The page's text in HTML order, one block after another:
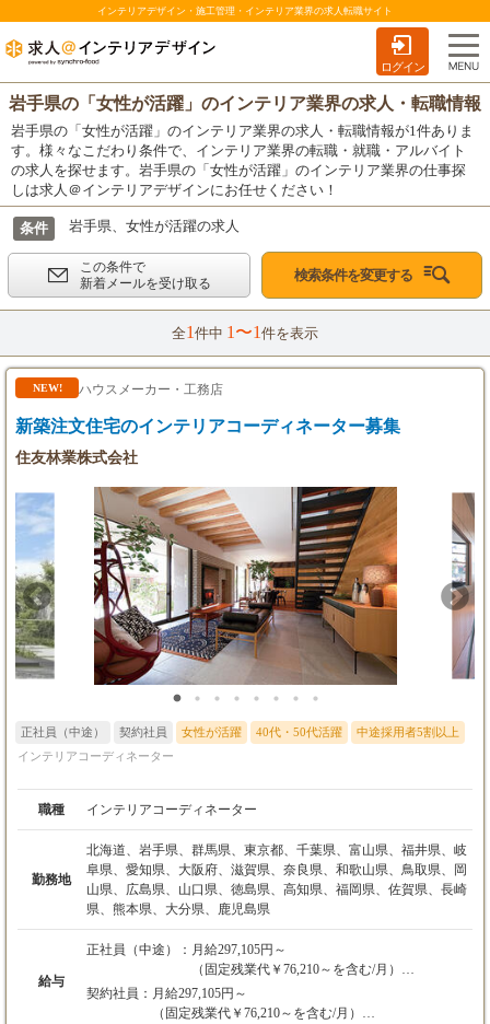
インテリアデザイン・施工管理・インテリア業界の求人転職サイト
ログイン
岩手県の「女性が活躍」のインテリア業界の求人・転職情報
岩手県の「女性が活躍」のインテリア業界の求人・転職情報が1件ありま
す。様々なこだわり条件で、インテリア業界の転職・就職・アルバイト
の求人を探せます。岩手県の「女性が活躍」のインテリア業界の仕事探
しは求人＠インテリアデザインにお任せください！
条件 岩手県、女性が活躍の求人
この条件で
新着メールを受け取る
検索条件を変更する
全1 件中 1〜1 件を表示
NEW! ハウスメーカー・工務店
新築注文住宅のインテリアコーディネーター募集
住友林業株式会社
正社員（中途） 契約社員 女性が活躍 40代・50代活躍
中途採用者5割以上
インテリアコーディネーター
職種 インテリアコーディネーター
勤務地
北海道、岩手県、群馬県、東京都、千葉県、富山県、福井県、岐
阜県、愛知県、大阪府、滋賀県、奈良県、和歌山県、鳥取県、岡
山県、広島県、山口県、徳島県、高知県、福岡県、佐賀県、長崎
県、熊本県、大分県、鹿児島県
給与
正社員（中途）： 月給297,105円～
（固定残業代￥76,210～を含む/月）
※別途時間外手当あり（月給に含まれる41時間
を超過した時間外労働分について支給）
契約社員： 月給297,105円～
（固定残業代￥76,210～を含む/月）